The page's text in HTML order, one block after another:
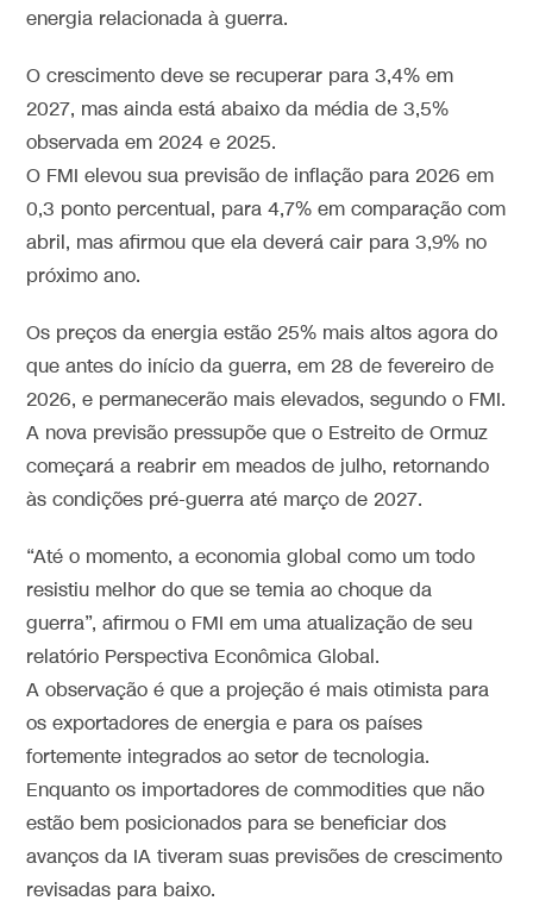
energia relacionada à guerra.
O crescimento deve se recuperar para 3,4% em
2027, mas ainda está abaixo da média de 3,5%
observada em 2024 e 2025.
O FMI elevou sua previsão de inflação para 2026 em
0,3 ponto percentual, para 4,7% em comparação com
abril, mas afirmou que ela deverá cair para 3,9% no
próximo ano.
Os preços da energia estão 25% mais altos agora do
que antes do início da guerra, em 28 de fevereiro de
2026, e permanecerão mais elevados, segundo o FMI.
A nova previsão pressupõe que o Estreito de Ormuz
começará a reabrir em meados de julho, retornando
às condições pré-guerra até março de 2027.
“Até o momento, a economia global como um todo
resistiu melhor do que se temia ao choque da
guerra”, afirmou o FMI em uma atualização de seu
relatório Perspectiva Econômica Global.
A observação é que a projeção é mais otimista para
os exportadores de energia e para os países
fortemente integrados ao setor de tecnologia.
Enquanto os importadores de commodities que não
estão bem posicionados para se beneficiar dos
avanços da IA tiveram suas previsões de crescimento
revisadas para baixo.